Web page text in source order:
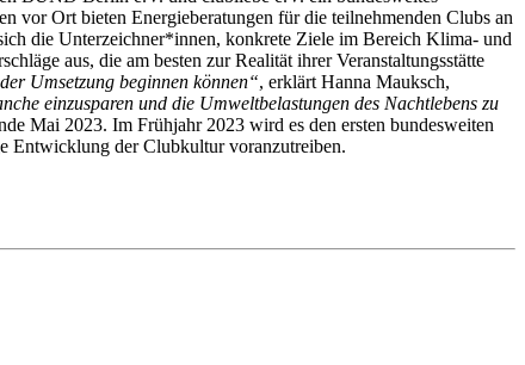
vor Ort bieten Energieberatungen für die teilnehmenden Clubs an
die Unterzeichner*innen, konkrete Ziele im Bereich Klima- und
aus, die am besten zur Realität ihrer Veranstaltungsstätte
Umsetzung beginnen können“, erklärt Hanna Mauksch,
einzusparen und die Umweltbelastungen des Nachtlebens zu
Mai 2023. Im Frühjahr 2023 wird es den ersten bundesweiten
Entwicklung der Clubkultur voranzutreiben.